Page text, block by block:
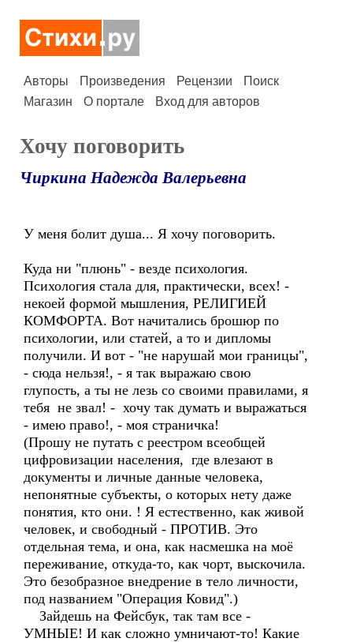
Авторы Произведения Рецензии
Поиск
Магазин
О портале Вход для авторов
Хочу поговорить
Чиркина Надежда Валерьевна
У меня болит душа... Я хочу поговорить.
Куда ни "плюнь" - везде психология.
Психология стала для, практически, всех! -
некоей формой мышления, РЕЛИГИЕЙ
КОМФОРТА. Вот начитались брошюр по
психологии, или статей, а то и дипломы
получили. И вот - "не нарушай мои границы",
- сюда нельзя!, - я так выражаю свою
глупость, а ты не лезь со своими правилами, я
тебя не звал! - хочу так думать и выражаться
- имею право!, - моя страничка!
(Прошу не путать с реестром всеобщей
цифровизации населения, где влезают в
документы и личные данные человека,
непонятные субъекты, о которых нету даже
понятия, кто они. ! Я естественно, как живой
человек, и свободный - ПРОТИВ. Это
отдельная тема, и она, как насмешка на моё
переживание, откуда-то, как чорт, выскочила.
Это безобразное внедрение в тело личности,
под названием "Операция Ковид".)
Зайдешь на Фейсбук, так там все -
УМНЫЕ! И как сложно умничают-то! Какие